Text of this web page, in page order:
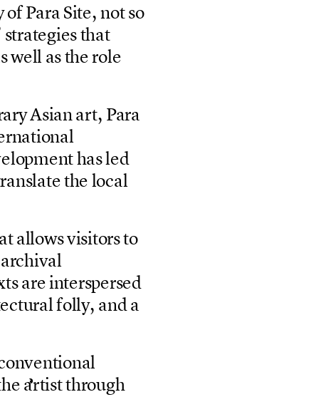
ofParaSite,notso
strategiesthat
swellastherole
aryAsianart, Para
rnational
elopmenthasled
ranslatethelocal
tallowsvisitorsto
archival
tsareinterspersed
ecturalfolly, anda
onventional
heartistthrough